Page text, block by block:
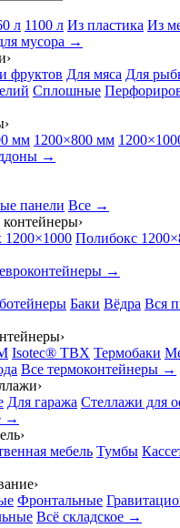
л 1100 л Из пластика Из
мусора →
›
фруктов Для мяса Для
Сплошные
›
мм 1200×800 мм
→
панели Все →
›
1200×1000 Полибокс
→
Баки Вёдра Вся
›
Isotec® TBX Термобаки
Все термоконтейнеры →
›
Для гаража Стеллажи для
→
›
мебель Тумбы
›
Фронтальные
Всё складское →